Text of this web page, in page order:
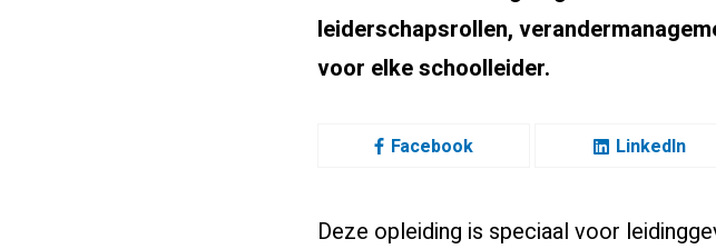
leiderschapsrollen,
voor elke schoolleider.
Facebook LinkedIn
Deze opleiding is speciaal voor